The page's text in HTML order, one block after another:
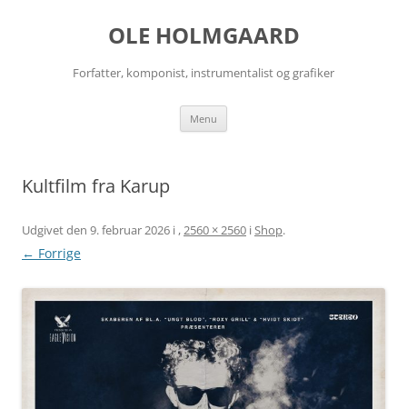
OLE HOLMGAARD
Forfatter, komponist, instrumentalist og grafiker
Menu
Kultfilm fra Karup
Udgivet den 9. februar 2026 i ,2560 × 2560 iShop.
← Forrige